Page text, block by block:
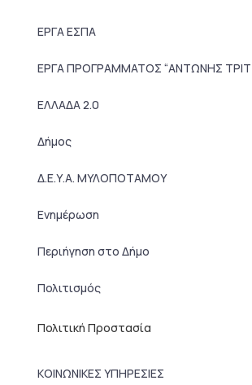
ΕΡΓΑ ΕΣΠΑ
ΕΡΓΑ ΠΡΟΓΡΑΜΜΑΤΟΣ “ΑΝΤΩΝΗΣ
ΕΛΛΑΔΑ 2.0
Δήμος
Δ.Ε.Υ.Α. ΜΥΛΟΠΟΤΑΜΟΥ
Ενημέρωση
Περιήγηση στο Δήμο
Πολιτισμός
Πολιτική Προστασία
ΚΟΙΝΩΝΙΚΕΣ ΥΠΗΡΕΣΙΕΣ